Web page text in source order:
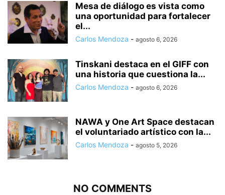
Mesa de diálogo es vista como
una oportunidad para fortalecer
el...
Carlos Mendoza - agosto 6, 2026
Tinskani destaca en el GIFF con
una historia que cuestiona la...
Carlos Mendoza - agosto 6, 2026
NAWA y One Art Space destacan
el voluntariado artístico con la...
Carlos Mendoza - agosto 5, 2026
NO COMMENTS